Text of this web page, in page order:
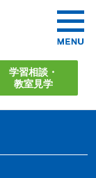
学習相談・
教室見学